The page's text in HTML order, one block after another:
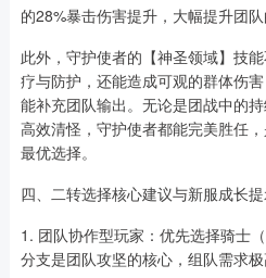
的28%暴击伤害提升，大幅提升团队
此外，守护使者的【神圣领域】技
疗与防护，还能造成可观的群体伤
能补充团队输出。无论是团战中的
高效清怪，守护使者都能完美胜任
最优选择。
四、二转选择核心建议与新服成长
1. 团队协作型玩家：优先选择骑士
分支是团队攻坚的核心，组队需求